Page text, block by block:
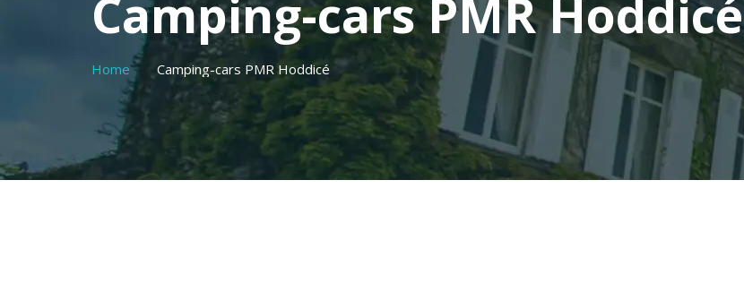
Camping-cars PMR Hoddicé
Home Camping-cars PMR Hoddicé